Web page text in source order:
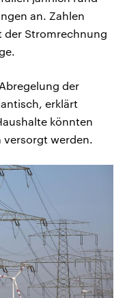
an. Zahlen
der Stromrechnung
der
erklärt
könnten
versorgt werden.